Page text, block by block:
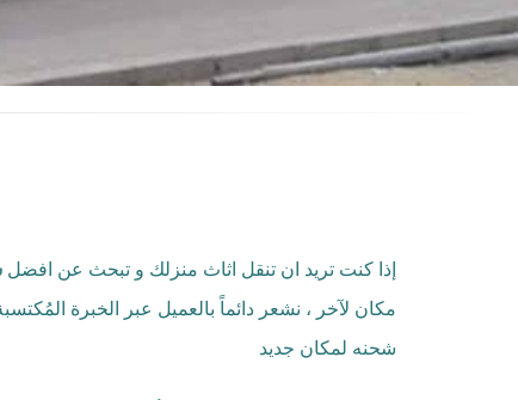
إذا كنت تريد ان تنقل اثاث منزلك و تبحث عن افضل
مكان لآخر ، نشعر دائماً بالعميل عبر الخبرة
شحنه لمكان جديد